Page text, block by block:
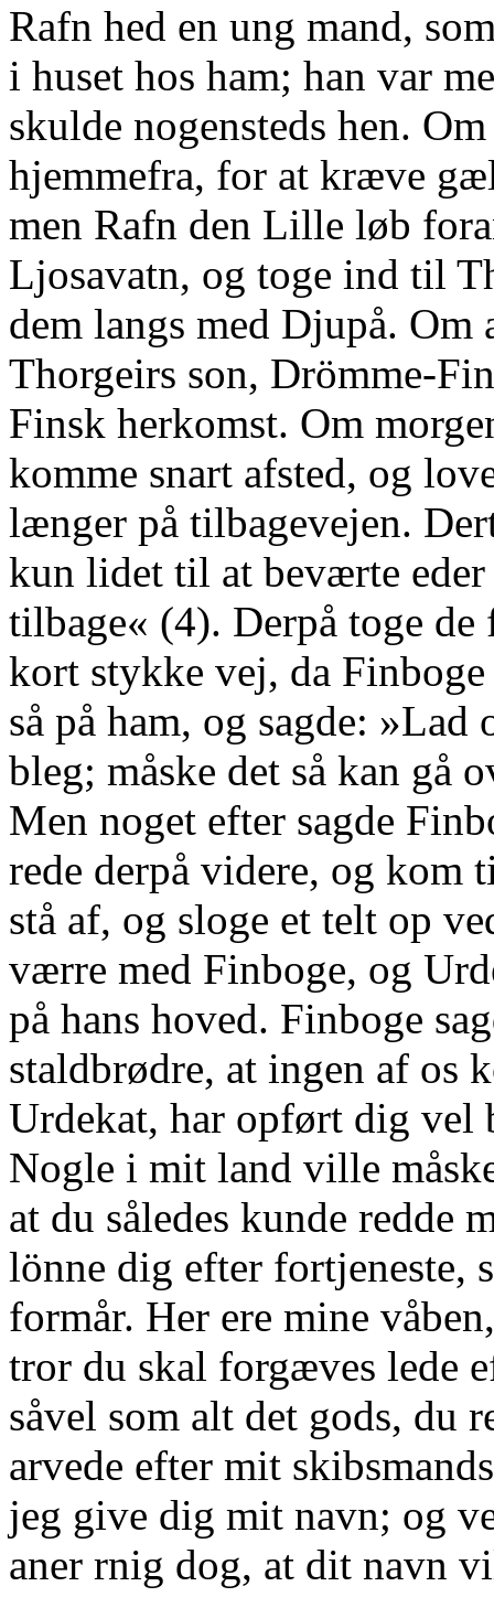
Rafn hed en ung mand,
i huset hos ham; han var
skulde nogensteds hen.
hjemmefra, for at kræve
men Rafn den Lille løb
Ljosavatn, og toge ind til
dem langs med Djupå.
Thorgeirs son, Drömme-
Finsk herkomst. Om
komme snart afsted, og
længer på tilbagevejen.
kun lidet til at beværte
tilbage« (4). Derpå toge
kort stykke vej, da
så på ham, og sagde: »Lad
bleg; måske det så kan gå
Men noget efter sagde
rede derpå videre, og kom
stå af, og sloge et telt op
værre med Finboge, og
på hans hoved. Finboge
staldbrødre, at ingen af os
Urdekat, har opført dig vel
Nogle i mit land ville
at du således kunde redde
lönne dig efter fortjeneste,
formår. Her ere mine
tror du skal forgæves lede
såvel som alt det gods, du
arvede efter mit
jeg give dig mit navn; og
aner rnig dog, at dit navn